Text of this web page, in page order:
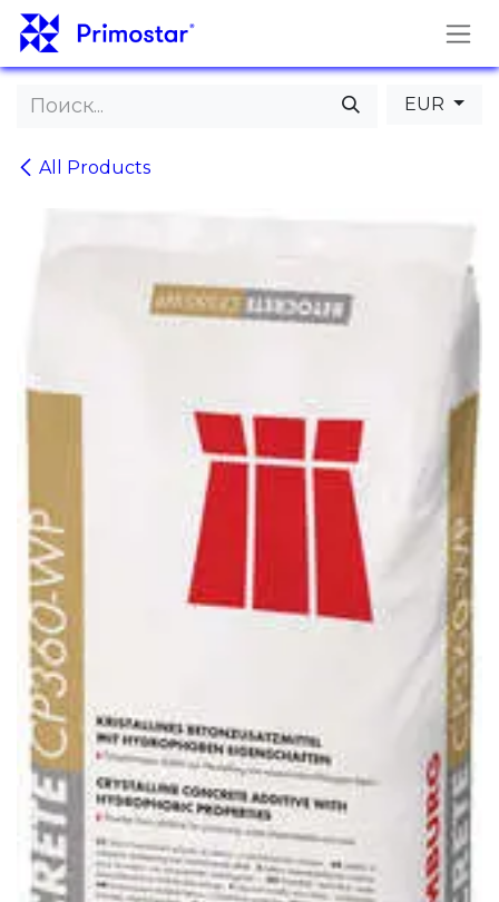
Перейти к содержимому
All Products
EUR